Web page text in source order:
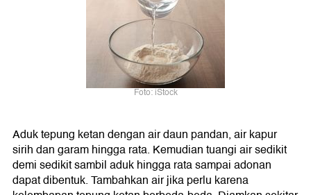
Foto: iStock
Aduk tepung ketan dengan air daun pandan, air kapur
sirih dan garam hingga rata. Kemudian tuangi air sedikit
demi sedikit sambil aduk hingga rata sampai adonan
dapat dibentuk. Tambahkan air jika perlu karena